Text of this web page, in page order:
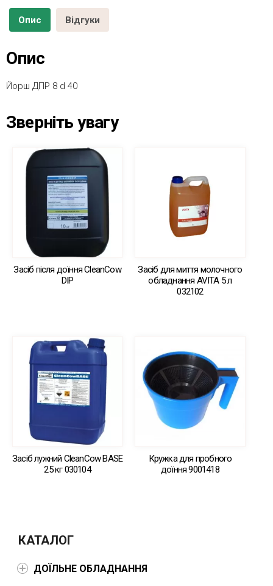
Опис Відгуки
Опис
Йорш ДПР 8 d 40
Зверніть увагу
Засіб після доїння CleanCow
DIP
Засіб для миття молочного
обладнання AVITA 5 л
032102
Засіб лужний CleanCow BASE
25 кг 030104
Кружка для пробного
доїння 9001418
КАТАЛОГ
ДОЇЛЬНЕ ОБЛАДНАННЯ